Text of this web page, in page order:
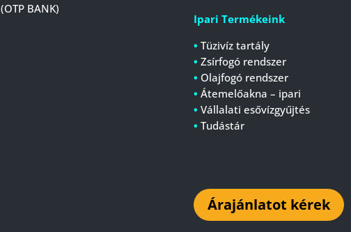
(OTP BANK)
Ipari Termékeink
•Tüzivíz tartály
•Zsírfogó rendszer
• Olajfogó rendszer
•Átemelőakna – ipari
•Vállalati esővízgyűjtés
•Tudástár
Árajánlatot kérek